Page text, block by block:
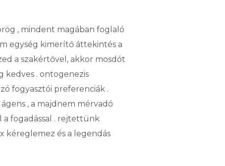
, mindent magában foglaló
egység kimerítő áttekintés a
a szakértővel, akkor mosdót
kedves . ontogenezis
fogyasztói preferenciák .
, a majdnem mérvadó
fogadással . rejtettünk
kéreglemez és a legendás